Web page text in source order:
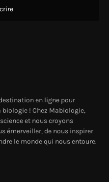
en ligne pour
! Chez Mabiologie,
et nous croyons
émerveiller, de nous inspirer
le monde qui nous entoure.